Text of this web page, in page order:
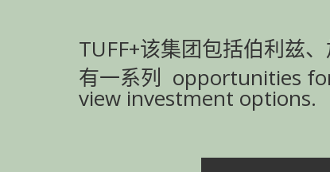
TUFF+该集团包括伯利兹
有一系列 opportunities
view investment options.